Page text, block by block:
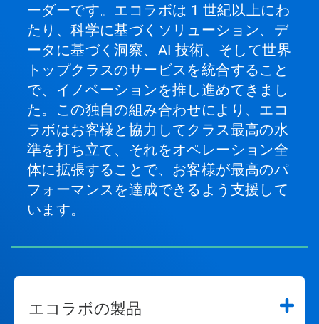
ーダーです。エコラボは 1 世紀以上にわ
たり、科学に基づくソリューション、デ
ータに基づく洞察、AI 技術、そして世界
トップクラスのサービスを統合すること
で、イノベーションを推し進めてきまし
た。この独自の組み合わせにより、エコ
ラボはお客様と協力してクラス最高の水
準を打ち立て、それをオペレーション全
体に拡張することで、お客様が最高のパ
フォーマンスを達成できるよう支援して
います。
エコラボの製品